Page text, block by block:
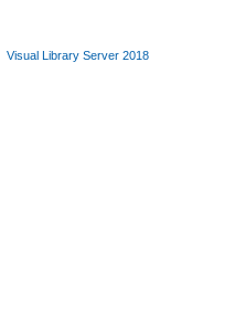
Visual Library Server 2018